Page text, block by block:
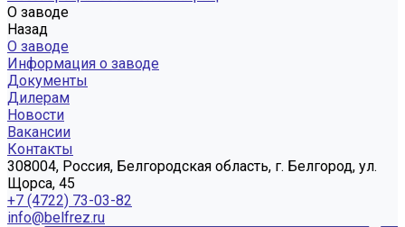
О заводе
Назад
О заводе
Информация о заводе
Документы
Дилерам
Новости
Вакансии
Контакты
308004, Россия, Белгородская область, г. Белгород, ул.
Щорса, 45
+7 (4722) 73-03-82
info@belfrez.ru